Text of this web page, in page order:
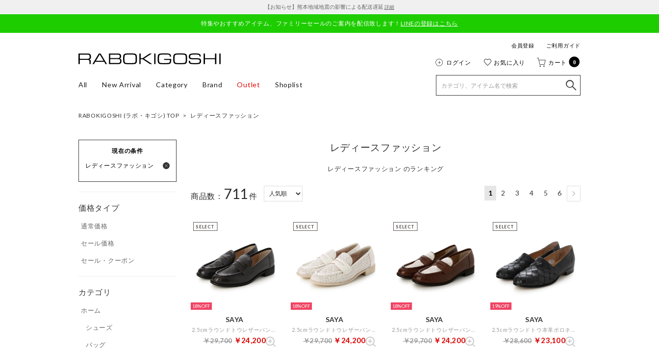
【お知らせ】熊本地域地震の影響による配送遅延 詳細
特集やおすすめアイテム、ファミリーセールのご案内を配信致します！LINEの登録はこちら
会員登録 ご利用ガイド
ログイン お気に入り カート 0
All New Arrival Category Brand Outlet Shoplist
RABOKIGOSHI (ラボ・キゴシ) TOP > レディースファッション
現在の条件
レディースファッション
価格タイプ
通常価格
セール価格
セール・クーポン
カテゴリ
ホーム
シューズ
バッグ
レディースファッション
レディースファッション のランキング
商品数： 711 件 1 2 3 4 5 6
SELECT
18%
SAYA
￥29,700 ￥24,200
SELECT
18%
SAYA
￥29,700 ￥24,200
SELECT
18%
SAYA
￥29,700 ￥24,200
SELECT
19%
SAYA
￥28,600 ￥23,100